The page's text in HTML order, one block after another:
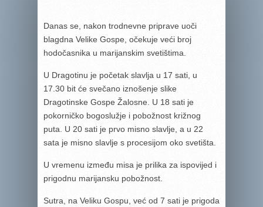
Danas se, nakon trodnevne priprave uoči
blagdna Velike Gospe, očekuje veći broj
hodočasnika u marijanskim svetištima.
U Dragotinu je početak slavlja u 17 sati, u
17.30 bit će svečano iznošenje slike
Dragotinske Gospe Žalosne. U 18 sati je
pokorničko bogoslužje i pobožnost križnog
puta. U 20 sati je prvo misno slavlje, a u 22
sata je misno slavlje s procesijom oko svetišta.
U vremenu između misa je prilika za ispovijed i
prigodnu marijansku pobožnost.
Sutra, na Veliku Gospu, već od 7 sati je prigoda